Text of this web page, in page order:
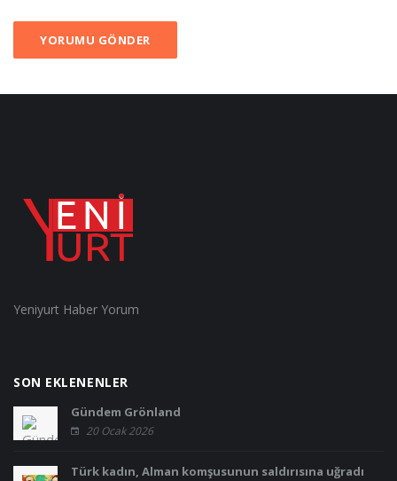
YORUMU GÖNDER
Yeniyurt Haber Yorum
SON EKLENENLER
Gündem Grönland
20 Ocak 2026
Türk kadın, Alman komşusunun saldırısına uğradı